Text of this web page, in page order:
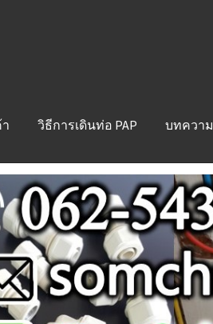
วิธีการเดินท่อ PAP บทความ